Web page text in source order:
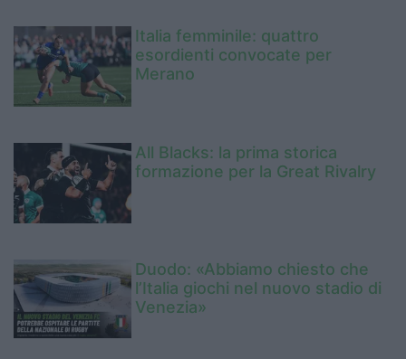
Italia femminile: quattro
esordienti convocate per
Merano
All Blacks: la prima storica
formazione per la Great Rivalry
Duodo: «Abbiamo chiesto che
l’Italia giochi nel nuovo stadio di
Venezia»